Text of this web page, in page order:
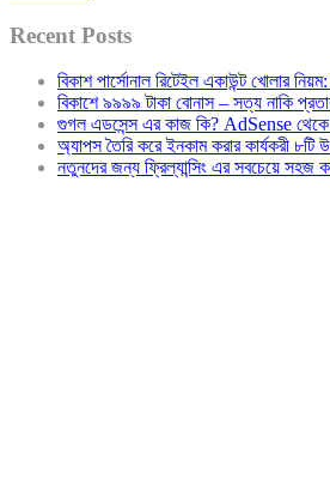
Recent Posts
বিকাশ পার্সোনাল রিটেইল একাউন্ট খোলার নিয়ম:
বিকাশে ৯৯৯৯ টাকা বোনাস – সত্য নাকি
গুগল এডসেন্স এর কাজ কি? AdSense থেকে
অ্যাপস তৈরি করে ইনকাম করার কার্যকরী ৮টি
নতুনদের জন্য ফ্রিল্যান্সিং এর সবচেয়ে সহজ